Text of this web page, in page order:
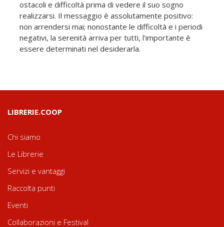
ostacoli e difficoltà prima di vedere il suo sogno
realizzarsi. Il messaggio è assolutamente positivo:
non arrendersi mai; nonostante le difficoltà e i periodi
negativi, la serenità arriva per tutti, l'importante è
essere determinati nel desiderarla.
LIBRERIE.COOP
Chi siamo
Le Librerie
Servizi e vantaggi
Raccolta punti
Eventi
Collaborazioni e Festival